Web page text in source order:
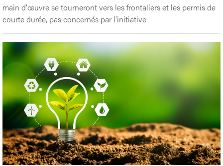
main d'œuvre se tourneront vers les frontaliers et les permis de
courte durée, pas concernés par l'initiative